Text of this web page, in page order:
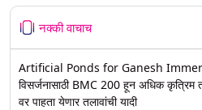
नक्की वाचाच
Artificial Ponds for Ganesh
विसर्जनासाठी BMC 200 हून अधिक
वर पाहता येणार तलावांची यादी